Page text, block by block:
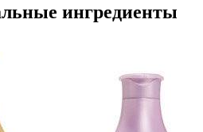
ингредиенты